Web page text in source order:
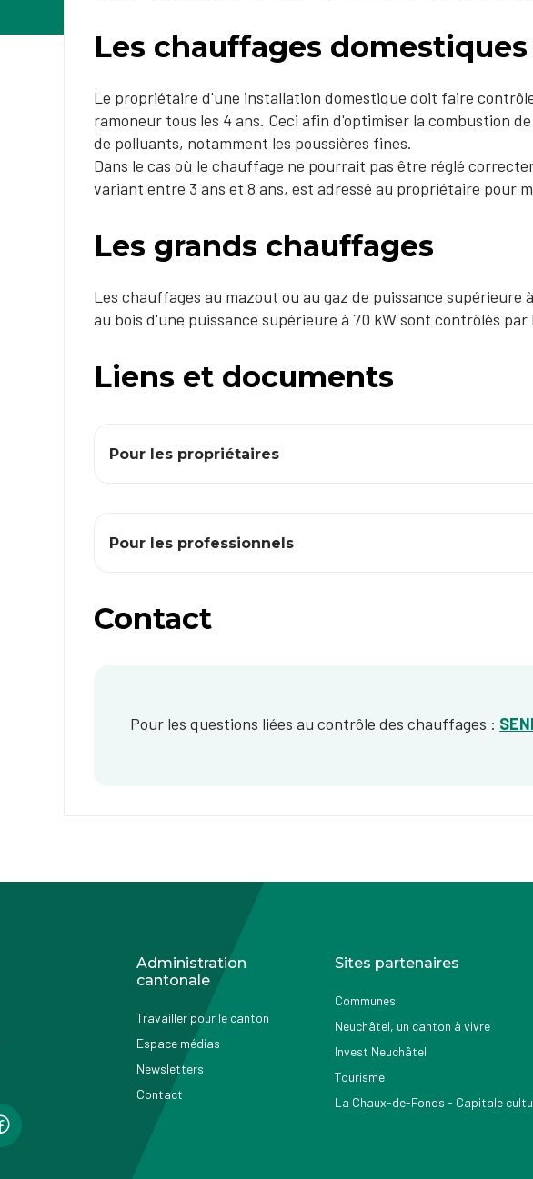
Les chauffages
Le propriétaire d'une installation domestique doit faire
ramoneur tous les 4 ans. Ceci afin d'optimiser la combustion
de polluants, notamment les poussières fines.
Dans le cas où le chauffage ne pourrait pas être réglé
variant entre 3 ans et 8 ans, est adressé au propriétaire pour
Les grands chauffages
Les chauffages au mazout ou au gaz de puissance supérieure
au bois d'une puissance supérieure à 70 kW sont contrôlés par
Liens et documents
Pour les propriétaires
Pour les professionnels
Contact
Pour les questions liées au contrôle des chauffages :
Administration
cantonale
Travailler pour le canton
Espace médias
Newsletters
Contact
Sites partenaires
Communes
Neuchâtel, un canton à vivre
Invest Neuchâtel
Tourisme
La Chaux-de-Fonds - Capitale